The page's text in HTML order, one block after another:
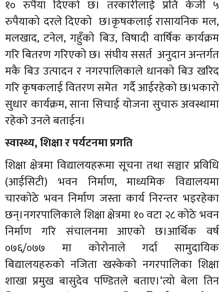
१० रुपैयाँ दिएको छ। तरकारीलाई प्रति केजी ५
रुपैयाको दरले दिएको छ।कृषकलाई रासायनिक मल,
मलखाद, टनेल, गहुँको बिउ, विषादी वार्षिक कार्यक्रम
गरि बितरण गरिएको छ। संघीय ससर्त अनुदान अन्तर्गत
मकै बिउ उत्पादन र नगरपालिकाले धानको बिउ खरिद
गरि कृषकलाई वितरण समेत गर्दै आईरहेको छ।भकारो
सुधार कार्यक्रम, साना सिचाई योजना सुचारु अवस्थामा
रहेको उनले बताईन।
स्वास्थ्य,शिक्षा र पर्यटनमा प्रगति
शिक्षा क्षेत्रमा विद्यालयहरूमा सूचना तथा सञ्चार प्रविधि
(आईसिटी) भवन निर्माण, माध्यमिक विद्यालयमा
चारकोठे भवन निर्माण जस्ता कार्य निरन्तर भइरहेका
छन्।नगरपालिकाले शिक्षा क्षेत्रमा १० वटा २८ कोठे भवन
निर्माण गरि संचालनमा आएको छ।आर्थिक वर्ष
०७६/०७७ मा कोरोनाले गर्दा सामुदायिक
बिद्यालयहरुको नजिता खस्केको नगरपालिका शिक्षा
शाखा प्रमुख बासुदेव पण्डितले बताए।‘त्यो बेला तिन